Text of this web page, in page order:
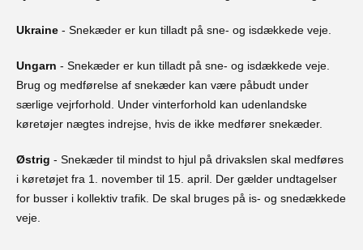
Ukraine - Snekæder er kun tilladt på sne- og isdækkede veje.
Ungarn - Snekæder er kun tilladt på sne- og isdækkede veje.
Brug og medførelse af snekæder kan være påbudt under
særlige vejrforhold. Under vinterforhold kan udenlandske
køretøjer nægtes indrejse, hvis de ikke medfører snekæder.
Østrig - Snekæder til mindst to hjul på drivakslen skal medføres
i køretøjet fra 1. november til 15. april. Der gælder undtagelser
for busser i kollektiv trafik. De skal bruges på is- og snedækkede
veje.